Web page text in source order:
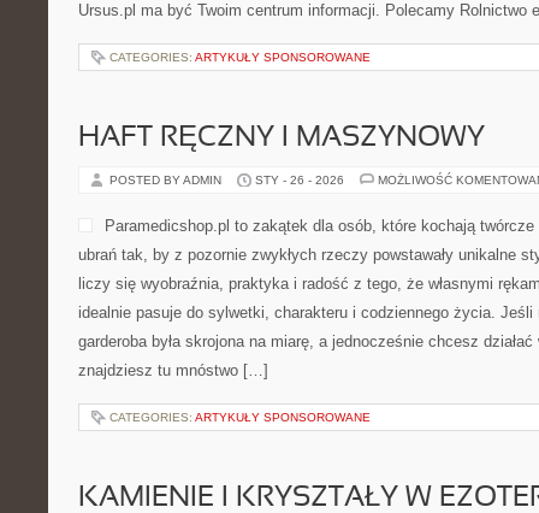
Ursus.pl ma być Twoim centrum informacji. Polecamy
CATEGORIES: ARTYKUŁY SPONSOROWANE
HAFT RĘCZNY I MASZYNOWY
POSTED BY ADMIN STY - 26 - 2026 MOŻLIWOŚĆ
Paramedicshop.pl to zakątek dla osób, które kochają
ubrań tak, by z pozornie zwykłych rzeczy powstawały unikalne
liczy się wyobraźnia, praktyka i radość z tego, że własnymi
idealnie pasuje do sylwetki, charakteru i codziennego życia.
garderoba była skrojona na miarę, a jednocześnie chcesz
znajdziesz tu mnóstwo […]
CATEGORIES: ARTYKUŁY SPONSOROWANE
KAMIENIE I KRYSZTAŁY W